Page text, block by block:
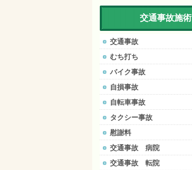
交通事故施術
交通事故
むち打ち
バイク事故
自損事故
自転車事故
タクシー事故
慰謝料
交通事故 病院
交通事故 転院